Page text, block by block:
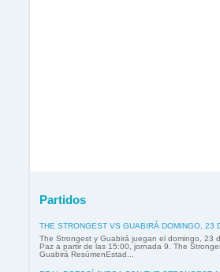
Partidos
THE STRONGEST VS GUABIRÁ DOMINGO, 23
The Strongest y Guabirá juegan el domingo, 23
Paz a partir de las 15:00, jornada 9. The
Guabirá ResúmenEstad...